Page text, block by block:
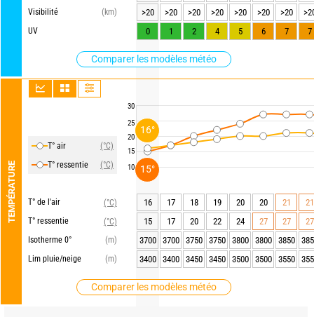
Visibilité
(km)
UV
Comparer les modèles météo
TEMPÉRATURE
T° air
(°C)
T° ressentie
(°C)
T° de l'air
(°C)
T° ressentie
(°C)
Isotherme 0°
(m)
Lim pluie/neige
(m)
Comparer les modèles météo
30
25
20
15
10
>20
>20 >20 >20 >20 >20 >20
0
1 2 4 5 6 7 7
16 17 18 19 20 20 21
21
15
17 20 22 24 27 27
27
3700
3700 3750 3750 3800 3800 3850
3400
3400 3450 3450 3500 3500 3550
16°
15°